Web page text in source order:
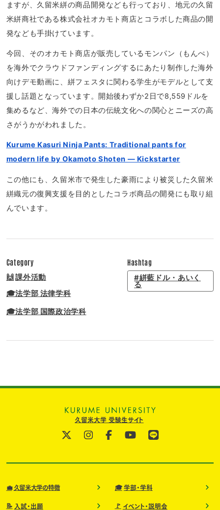
ますが、久留米絣の商品開発なども行っており、地元の久留
米絣商社である株式会社オカモト商店とコラボした商品の開
発なども手掛けています。
今回、そのオカモト商店が販売しているモンパン（もんぺ）
を海外でクラウドファンディングするにあたり制作した海外
向けデモ動画に、絣フェスタに関わる学生がモデルとして支
援し話題となっています。開始後わずか2日で8,559ドルを
集めるなど、海外での日本の伝統文化への関心とニーズの高
さがうかがわれました。
Kurume Kasuri Ninja Pants: Traditional pants for
modern life by Okamoto Shoten — Kickstarter
この他にも、久留米市で発生した豪雨により被災した久留米
絣織元の復興支援を目的としたコラボ商品の開発にも取り組
んでいます。
Category
🙌課外活動
🎓法学部 法律学科
🎓法学部 国際政治学科
Hashtag
#絣藍ドル・あいく
る
久留米大学 受験生サイト
💼 久留米大学の特徴 🎓 学部・学科
📝 入試・出願 🚩 イベント・説明会